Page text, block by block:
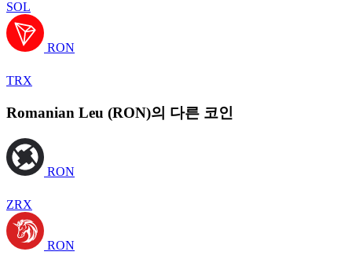
SOL
RON
TRX
Romanian Leu (RON)의 다른 코인
RON
ZRX
RON